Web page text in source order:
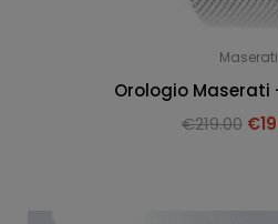
Maserati
Orologio Maserati
€219.00 €